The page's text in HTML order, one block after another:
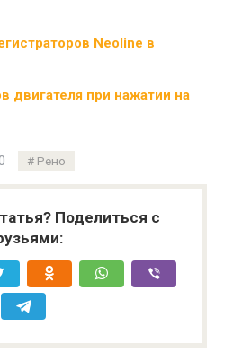
Neoline в
двигателя при нажатии на
Рено
Поделиться с